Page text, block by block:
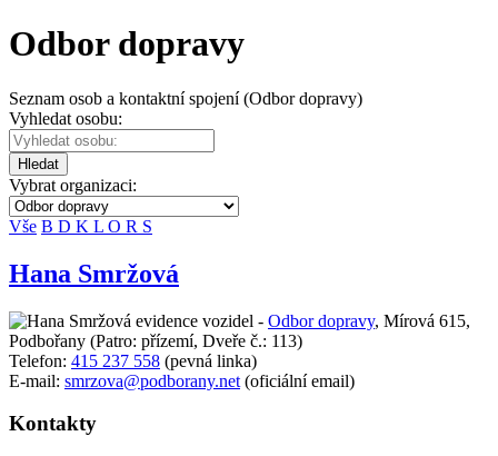
Odbor dopravy
Seznam osob a kontaktní spojení (Odbor dopravy)
Vyhledat osobu:
Hledat
Vybrat organizaci:
Vše B D K L O R S
Hana Smržová
evidence vozidel - Odbor dopravy, Mírová 615,
Podbořany (Patro: přízemí, Dveře č.: 113)
Telefon: 415 237 558 (pevná linka)
E-mail: smrzova@podborany.net (oficiální email)
Kontakty